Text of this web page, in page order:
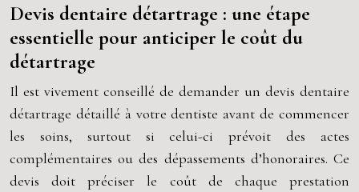
Devis dentaire détartrage : une étape
essentielle pour anticiper le coût du
détartrage
Il est vivement conseillé de demander un devis dentaire
détartrage détaillé à votre dentiste avant de commencer
les soins, surtout si celui-ci prévoit des actes
complémentaires ou des dépassements d’honoraires. Ce
devis doit préciser le coût de chaque prestation